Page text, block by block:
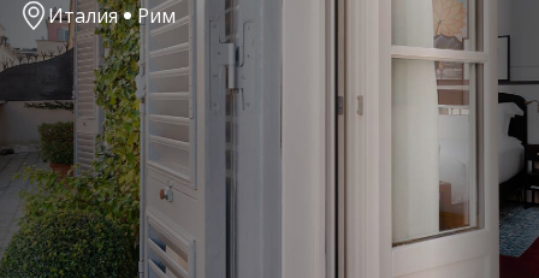
Италия Рим